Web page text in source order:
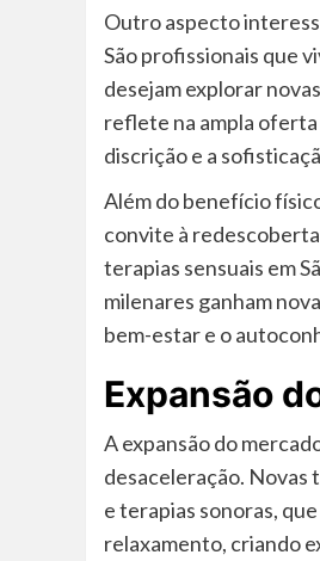
Outro aspecto
São profissionais que
desejam explorar
reflete na ampla
discrição e a
Além do benefício
convite à
terapias sensuais em
milenares ganham
bem-estar e o
Expansão
A expansão do
desaceleração. Novas
e terapias sonoras,
relaxamento, criando